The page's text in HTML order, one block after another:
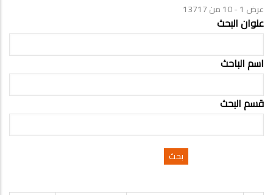
عرض 1 - 10 من 13717
عنوان البحث
اسم الباحث
قسم البحث